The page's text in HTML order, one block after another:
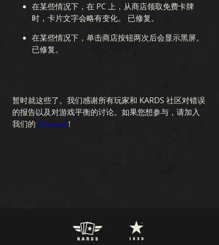
在某些情况下，在 PC 上，从商店领取免费卡牌
时，卡片文字会略有变化。 已修复。
在某些情况下，单击商店按钮两次后会显示黑屏。
已修复。
暂时就这些了。我们感谢所有玩家和 KARDS 社区对错误
的报告以及对游戏平衡的讨论。如果您想参与，请加入
我们的 Discord ！